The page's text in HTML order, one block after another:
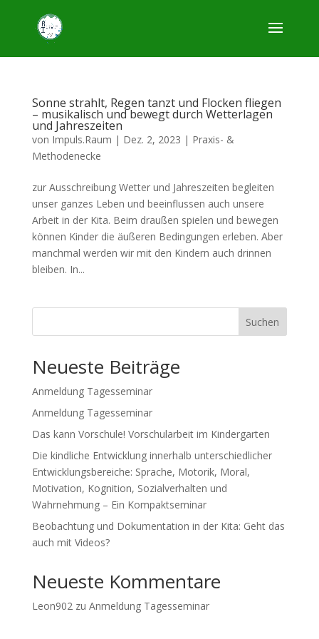
Sonne strahlt, Regen tanzt und Flocken fliegen
– musikalisch und bewegt durch Wetterlagen
und Jahreszeiten
von Impuls.Raum | Dez. 2, 2023 | Praxis- &
Methodenecke
zur Ausschreibung Wetter und Jahreszeiten begleiten
unser ganzes Leben und beeinflussen auch unsere
Arbeit in der Kita. Beim draußen spielen und bewegen
können Kinder die äußeren Bedingungen erleben. Aber
manchmal werden wir mit den Kindern auch drinnen
bleiben. In...
Suchen
Neueste Beiträge
Anmeldung Tagesseminar
Anmeldung Tagesseminar
Das kann Vorschule! Vorschularbeit im Kindergarten
Die kindliche Entwicklung innerhalb unterschiedlicher
Entwicklungsbereiche: Sprache, Motorik, Moral,
Motivation, Kognition, Sozialverhalten und
Wahrnehmung – Ein Kompaktseminar
Beobachtung und Dokumentation in der Kita: Geht das
auch mit Videos?
Neueste Kommentare
Leon902zu Anmeldung Tagesseminar